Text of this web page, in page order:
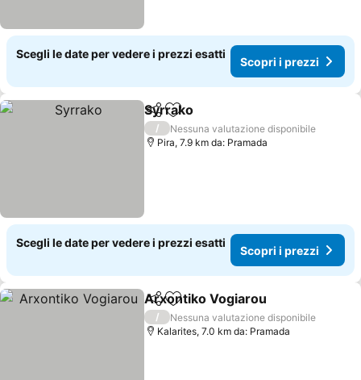
Scegli le date per vedere i prezzi esatti
Scopri i prezzi
CondividiAggiungi ai preferiti
Syrrako
/
Nessuna valutazione disponibile
Pira, 7.9 km da: Pramada
Scegli le date per vedere i prezzi esatti
Scopri i prezzi
CondividiAggiungi ai preferiti
Arxontiko Vogiarou
/
Nessuna valutazione disponibile
Kalarites, 7.0 km da: Pramada